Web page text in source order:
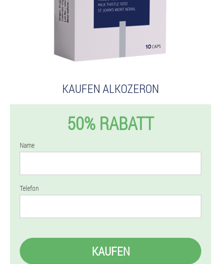
KAUFEN ALKOZERON
50% RABATT
Name
Telefon
KAUFEN